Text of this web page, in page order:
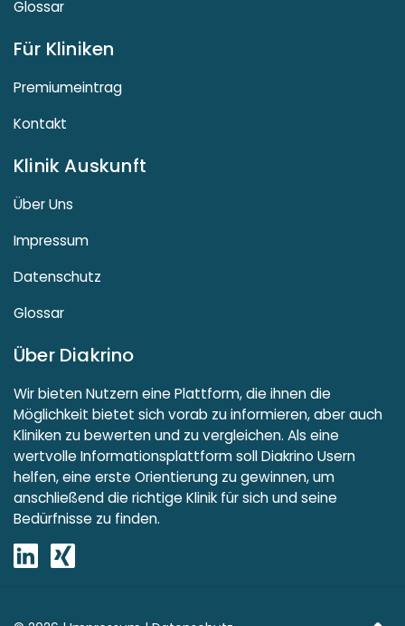
Glossar
Für Kliniken
Premiumeintrag
Kontakt
Klinik Auskunft
Über Uns
Impressum
Datenschutz
Glossar
Über Diakrino
Wir bieten Nutzern eine Plattform, die ihnen die
Möglichkeit bietet sich vorab zu informieren, aber auch
Kliniken zu bewerten und zu vergleichen. Als eine
wertvolle Informationsplattform soll Diakrino Usern
helfen, eine erste Orientierung zu gewinnen, um
anschließend die richtige Klinik für sich und seine
Bedürfnisse zu finden.